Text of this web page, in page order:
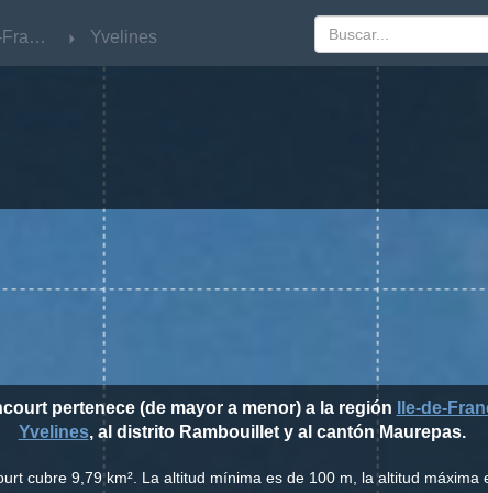
Ile-de-France Yvelines
pertenece (de mayor a menor) a la región Ile-de-
Yvelines, al distrito Rambouillet y al cantón Maurepas.
cubre 9,79 km². La altitud mínima es de 100 m, la altitud máxima
Ile-de-France Yvelines